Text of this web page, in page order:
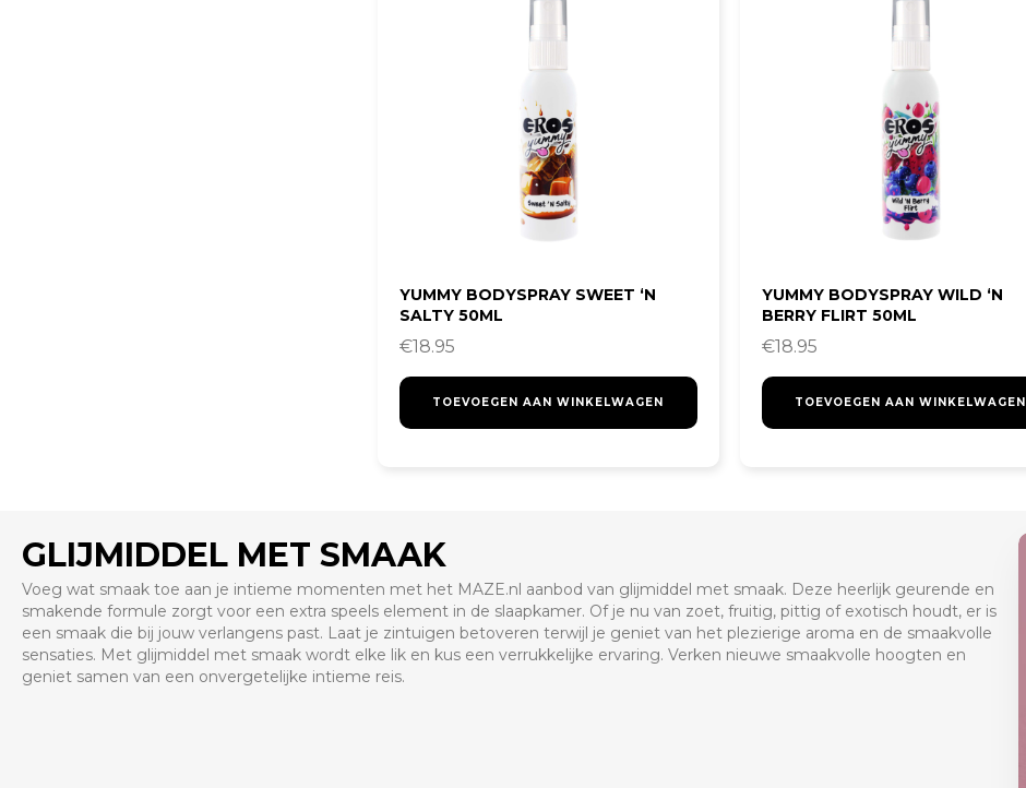
YUMMY BODYSPRAY SWEET ‘N
SALTY 50ML
€18.95
TOEVOEGEN AAN WINKELWAGEN
YUMMY BODYSPRAY WILD ‘N
BERRY FLIRT 50ML
€18.95
TOEVOEGEN AAN WINKELWAGEN
GLIJMIDDEL MET SMAAK
Voeg wat smaak toe aan je intieme momenten met het MAZE.nl aanbod van glijmiddel met smaak. Deze heerlijk geurende en
smakende formule zorgt voor een extra speels element in de slaapkamer. Of je nu van zoet, fruitig, pittig of exotisch houdt, er is
een smaak die bij jouw verlangens past. Laat je zintuigen betoveren terwijl je geniet van het plezierige aroma en de smaakvolle
sensaties. Met glijmiddel met smaak wordt elke lik en kus een verrukkelijke ervaring. Verken nieuwe smaakvolle hoogten en
geniet samen van een onvergetelijke intieme reis.